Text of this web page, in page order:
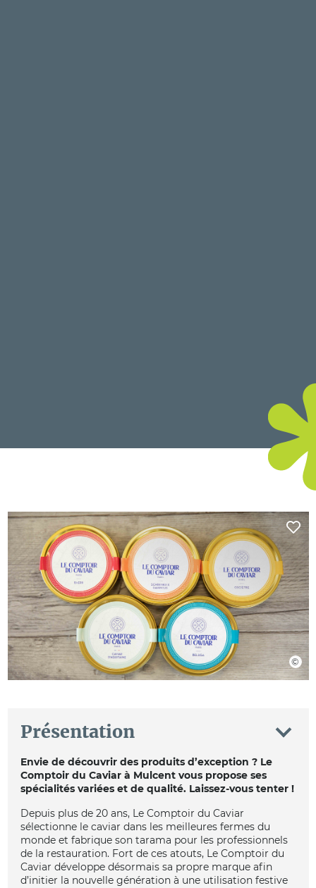
Présentation
Envie de découvrir des produits d’exception ? Le
Comptoir du Caviar à Mulcent vous propose ses
spécialités variées et de qualité. Laissez-vous tenter !
Depuis plus de 20 ans, Le Comptoir du Caviar
sélectionne le caviar dans les meilleures fermes du
monde et fabrique son tarama pour les professionnels
de la restauration. Fort de ces atouts, Le Comptoir du
Caviar développe désormais sa propre marque afin
d’initier la nouvelle génération à une utilisation festive